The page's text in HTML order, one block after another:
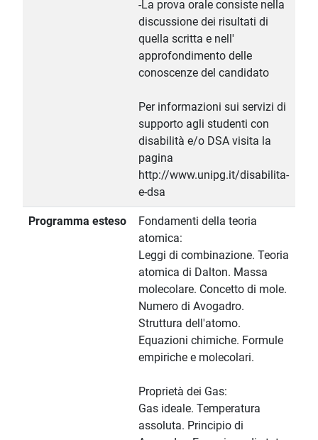
-La prova orale consiste nella
discussione dei risultati di
quella scritta e nell'
approfondimento delle
conoscenze del candidato
Per informazioni sui servizi di
supporto agli studenti con
disabilità e/o DSA visita la
pagina
http://www.unipg.it/disabilita-
e-dsa
Programma esteso
Fondamenti della teoria
atomica:
Leggi di combinazione. Teoria
atomica di Dalton. Massa
molecolare. Concetto di mole.
Numero di Avogadro.
Struttura dell'atomo.
Equazioni chimiche. Formule
empiriche e molecolari.
Proprietà dei Gas:
Gas ideale. Temperatura
assoluta. Principio di